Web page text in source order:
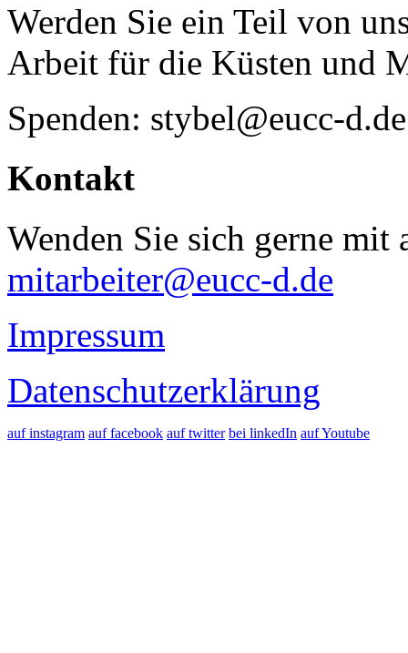
Werden Sie ein Teil von
Arbeit für die Küsten und
Spenden: stybel@eucc-d.de
Kontakt
Wenden Sie sich gerne mit
mitarbeiter@eucc-d.de
Impressum
Datenschutzerklärung
auf instagram auf facebook auf twitter bei linkedIn auf Youtube